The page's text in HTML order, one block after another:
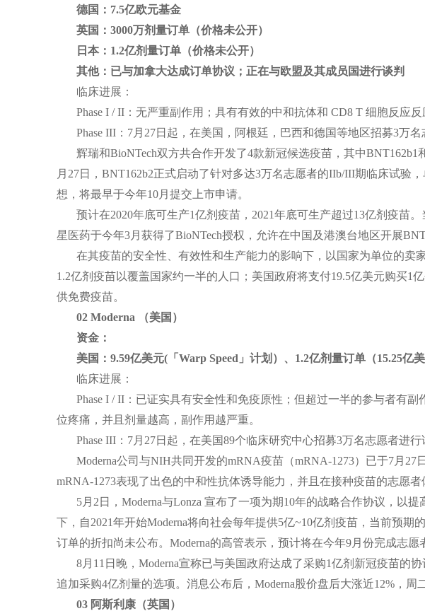
德国：7.5亿欧元基金
英国：3000万剂量订单（价格未公开）
日本：1.2亿剂量订单（价格未公开）
其他：已与加拿大达成订单协议；正在与欧盟及其成员国进行谈判
临床进展：
Phase I / II：无严重副作用；具有有效的中和抗体和 CD8 T 细胞反应反
Phase III：7月27日起，在美国，阿根廷，巴西和德国等地区招募3万
辉瑞和BioNTech双方共合作开发了4款新冠候选疫苗，其中
月27日，BNT162b2正式启动了针对多达3万名志愿者的IIb/III期临床试验
想，将最早于今年10月提交上市申请。
预计在2020年底可生产1亿剂疫苗，2021年底可生产超过13亿剂疫苗
星医药于今年3月获得了BioNTech授权，允许在中国及港澳台地区开展
在其疫苗的安全性、有效性和生产能力的影响下，以国家为单位的卖
1.2亿剂疫苗以覆盖国家约一半的人口；美国政府将支付19.5亿美元购买1
供免费疫苗。
02 Moderna （美国）
资金：
美国：9.59亿美元(「Warp Speed」计划）、1.2亿剂量订单（15.25亿美
临床进展：
Phase I / II：已证实具有安全性和免疫原性；但超过一半的参与者有
位疼痛，并且剂量越高，副作用越严重。
Phase III：7月27日起，在美国89个临床研究中心招募3万名志愿者进行
Moderna公司与NIH共同开发的mRNA疫苗（mRNA-1273）已于7月27
mRNA-1273表现了出色的中和性抗体诱导能力，并且在接种疫苗的志愿者
5月2日，Moderna与Lonza 宣布了一项为期10年的战略合作协议，以
下，自2021年开始Moderna将向社会每年提供5亿~10亿剂疫苗，当前预期
订单的折扣尚未公布。Moderna的高管表示，预计将在今年9月份完成志
8月11日晚，Moderna宣称已与美国政府达成了采购1亿剂新冠疫苗的
追加采购4亿剂量的选项。消息公布后，Moderna股价盘后大涨近12%，周
03 阿斯利康（英国）